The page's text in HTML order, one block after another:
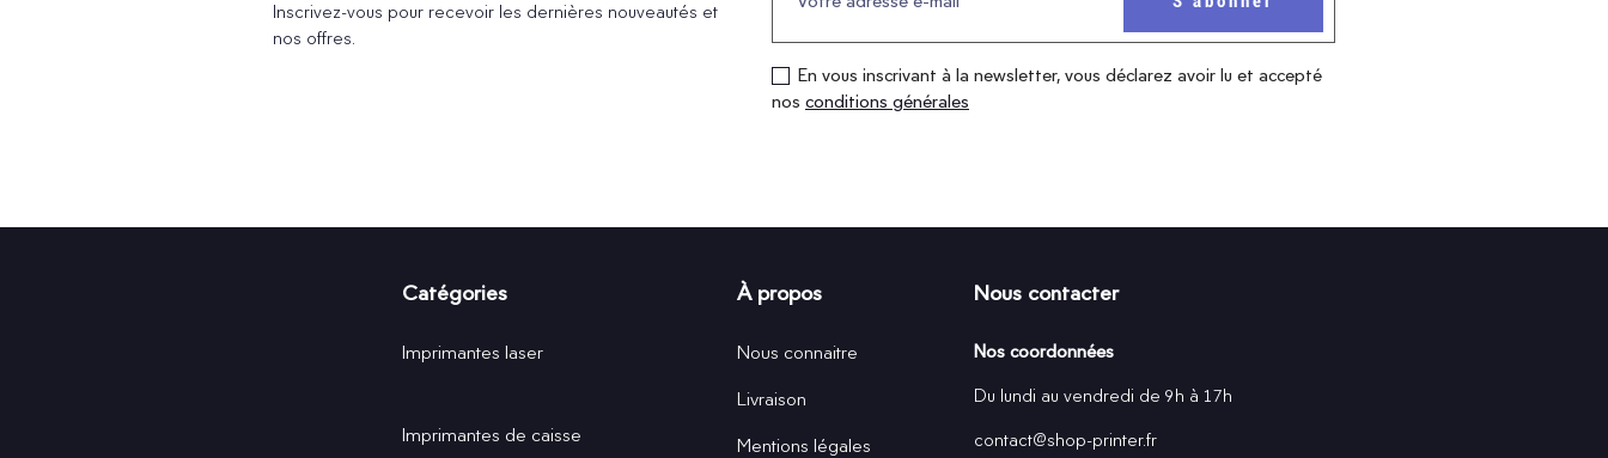
Inscrivez-vous pour recevoir les dernières nouveautés et
nos offres.
En vous inscrivant à la newsletter, vous déclarez avoir lu et accepté
nos conditions générales
Catégories
Imprimantes laser
Imprimantes de caisse
À propos
Nous connaitre
Livraison
Mentions légales
Nous contacter
Nos coordonnées
Du lundi au vendredi de 9h à 17h
contact@shop-printer.fr